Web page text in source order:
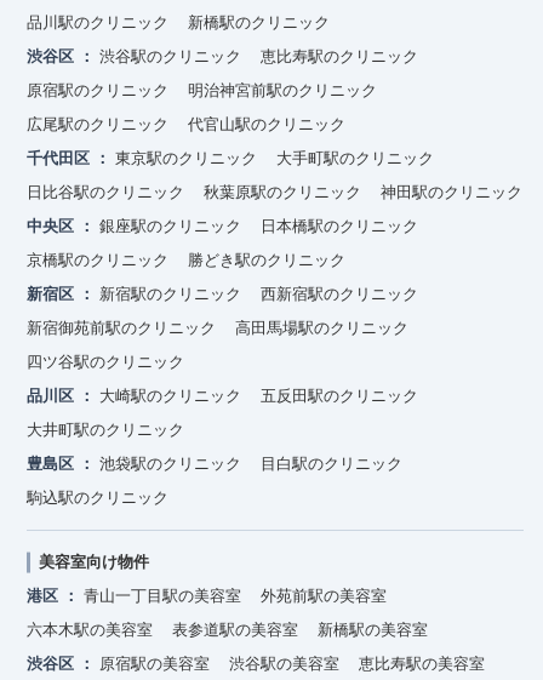
品川駅のクリニック
新橋駅のクリニック
渋谷区
渋谷駅のクリニック
恵比寿駅のクリニック
原宿駅のクリニック
明治神宮前駅のクリニック
広尾駅のクリニック
代官山駅のクリニック
千代田区
東京駅のクリニック
大手町駅のクリニック
日比谷駅のクリニック
秋葉原駅のクリニック
神田駅のクリニック
中央区
銀座駅のクリニック
日本橋駅のクリニック
京橋駅のクリニック
勝どき駅のクリニック
新宿区
新宿駅のクリニック
西新宿駅のクリニック
新宿御苑前駅のクリニック
高田馬場駅のクリニック
四ツ谷駅のクリニック
品川区
大崎駅のクリニック
五反田駅のクリニック
大井町駅のクリニック
豊島区
池袋駅のクリニック
目白駅のクリニック
駒込駅のクリニック
美容室向け物件
港区
青山一丁目駅の美容室
外苑前駅の美容室
六本木駅の美容室
表参道駅の美容室
新橋駅の美容室
渋谷区
原宿駅の美容室 渋谷駅の美容室
恵比寿駅の美容室